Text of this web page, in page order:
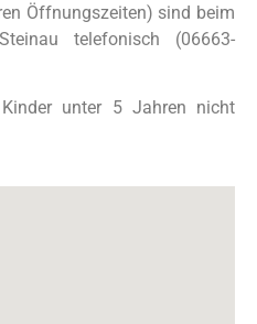
Öffnungszeiten) sind beim
telefonisch (06663-
unter 5 Jahren nicht